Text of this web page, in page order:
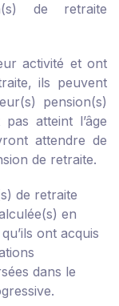
de retraite
activité et ont
ils peuvent
pension(s)
atteint l’âge
attendre de
de retraite.
de retraite
en
ont acquis
dans le